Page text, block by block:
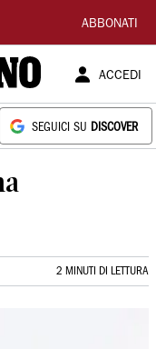
ABBONATI
ACCEDI
SEGUICI SU DISCOVER
2 MINUTI DI LETTURA